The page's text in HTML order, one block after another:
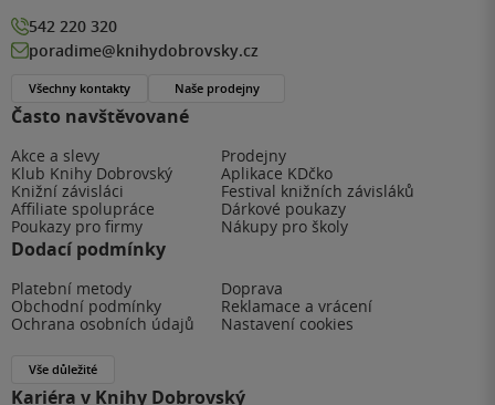
Často navštěvované
Akce a slevy
Prodejny
Klub Knihy Dobrovský
Aplikace KDčko
Knižní závisláci
Festival knižních závisláků
Affiliate spolupráce
Dárkové poukazy
Poukazy pro firmy
Nákupy pro školy
Dodací podmínky
Platební metody
Doprava
Obchodní podmínky
Reklamace a vrácení
Ochrana osobních údajů
Nastavení cookies
Vše důležité
Kariéra v Knihy Dobrovský
542 220 320
poradime@knihydobrovsky.cz
Všechny kontakty Naše prodejny